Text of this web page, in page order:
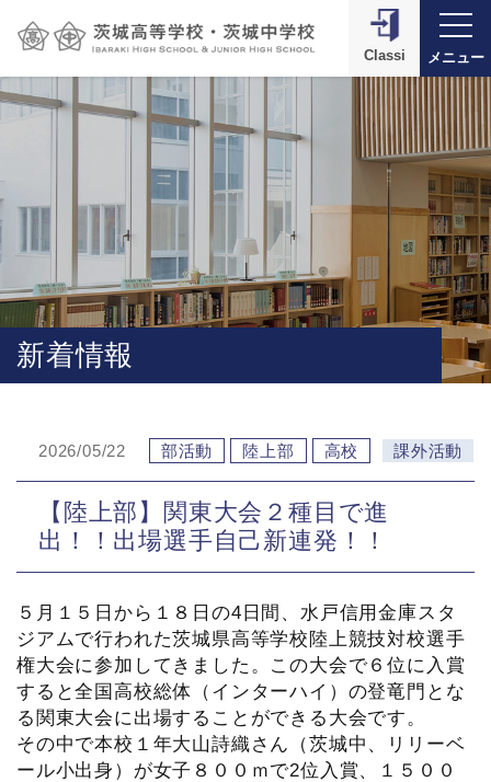
Classi メニュー
新着情報
2026/05/22 部活動 陸上部 高校 課外活動
【陸上部】関東大会２種目で進
出！！出場選手自己新連発！！
５月１５日から１８日の4日間、水戸信用金庫スタ
ジアムで行われた茨城県高等学校陸上競技対校選手
権大会に参加してきました。この大会で６位に入賞
すると全国高校総体（インターハイ）の登竜門とな
る関東大会に出場することができる大会です。
その中で本校１年大山詩織さん（茨城中、リリーベ
ール小出身）が女子８００ｍで2位入賞、１５００